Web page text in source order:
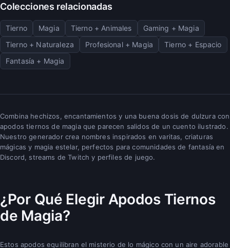
Colecciones relacionadas
Tierno Magia Tierno + Animales
Gaming + Magia
Tierno + Naturaleza
Profesional + Magia
Tierno + Espacio
Fantasía + Magia
Combina hechizos, encantamientos y una buena dosis de dulzura con
apodos tiernos de magia que parecen salidos de un cuento ilustrado.
Nuestro generador crea nombres inspirados en varitas, criaturas
mágicas y magia estelar, perfectos para comunidades de fantasía en
Discord, streams de Twitch y perfiles de juego.
¿Por Qué Elegir Apodos Tiernos
de Magia?
Estos apodos equilibran el misterio de lo mágico con un aire adorable